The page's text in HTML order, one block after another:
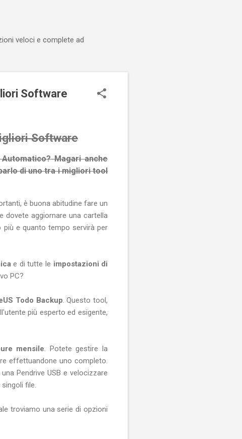
veloci e complete ad
Software
Software
Magari anche
di uno tra i migliori tool
è buona abitudine fare un
dovete aggiornare una cartella
più e quanto tempo servirà per
e di tutte le impostazioni di
PC?
Todo Backup. Questo tool,
più esperto ed esigente,
mensile. Potete gestire la
effettuandone uno completo.
Pendrive USB e velocizzare
file.
troviamo una serie di opzioni